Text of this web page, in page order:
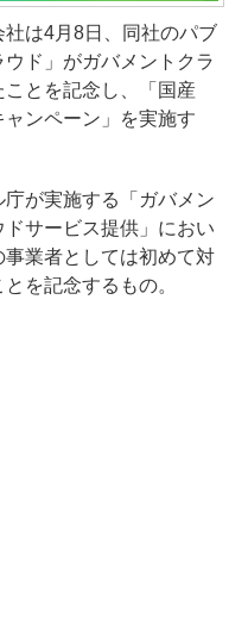
は4月8日、同社のパブ
ド」がガバメントクラ
とを記念し、「国産
ンペーン」を実施す
が実施する「ガバメン
ドサービス提供」におい
業者としては初めて対
を記念するもの。